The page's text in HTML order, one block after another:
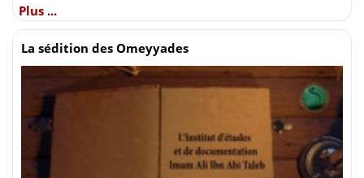
Plus ...
La sédition des Omeyyades